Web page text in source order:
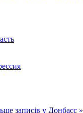
записів у Донбасс »